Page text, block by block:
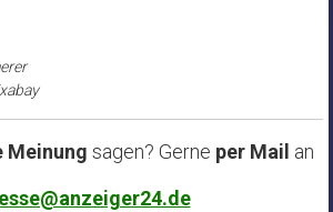
Meinung sagen? Gerne per Mail an